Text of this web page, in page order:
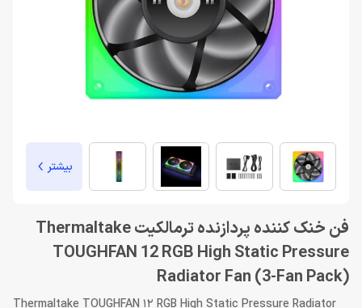
بیشتر
فن خنک کننده پردازنده ترمالکیت Thermaltake
TOUGHFAN 12 RGB High Static Pressure
Radiator Fan (3-Fan Pack)
Thermaltake TOUGHFAN 12 RGB High Static Pressure Radiator